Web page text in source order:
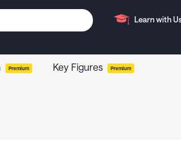
Learn with
Premium Key Figures Premium